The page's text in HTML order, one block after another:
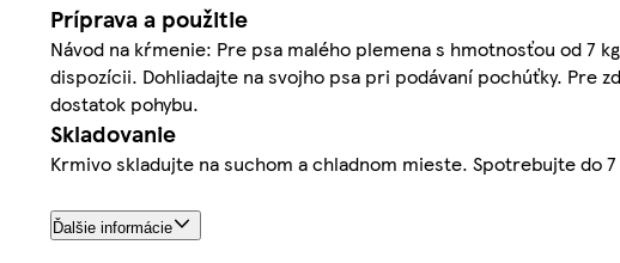
Príprava a použitie
Návod na kŕmenie: Pre psa malého plemena s hmotnosťou od 7
dispozícii. Dohliadajte na svojho psa pri podávaní pochúťky. Pre
dostatok pohybu.
Skladovanie
Krmivo skladujte na suchom a chladnom mieste. Spotrebujte do
Ďalšie informácie